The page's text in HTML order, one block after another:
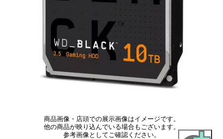
商品画像・店頭での展示画像はイメージです。
他の商品が映り込んでいる場合もございます。
参考画像としてご確認ください。